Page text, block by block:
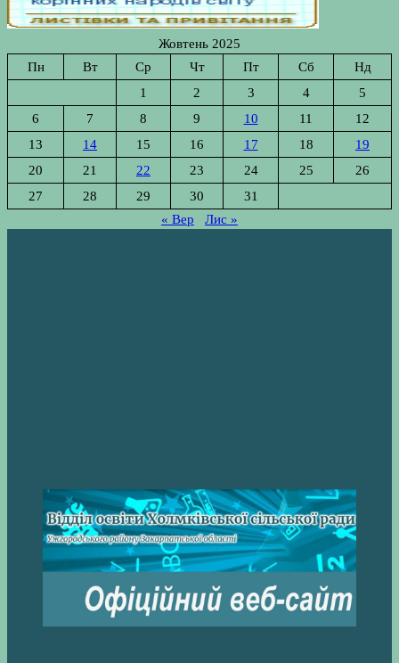
Жовтень 2025
Пн
Вт Ср Чт Пт Сб
Нд
1
2 3 4
5
6
7 8 9 10 11
12
13
14 15 16 17 18
19
20
21 22 23 24 25
26
27
28 29 30
31
« Вер
Лис »